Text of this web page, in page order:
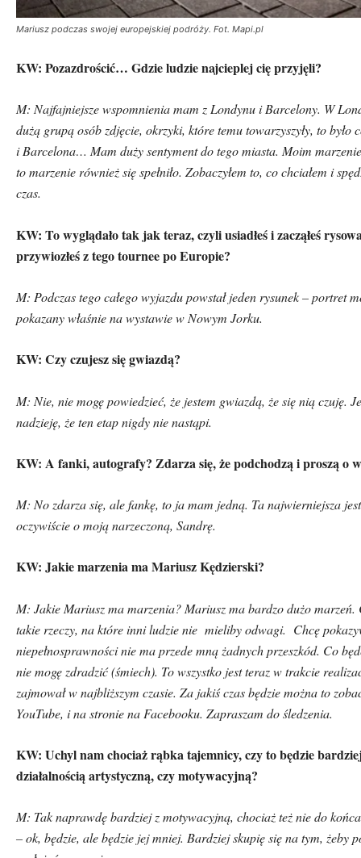
Mariusz podczas swojej europejskiej podróży. Fot. Mapi.pl
KW: Pozazdrościć… Gdzie ludzie najcieplej cię przyjęli?
M: Najfajniejsze wspomnienia mam z Londynu i Barcelony. W
dużą grupą osób zdjęcie, okrzyki, które temu towarzyszyły, to było
i Barcelona… Mam duży sentyment do tego miasta. Moim
to marzenie również się spełniło. Zobaczyłem to, co chciałem i
czas.
KW: To wyglądało tak jak teraz, czyli usiadłeś i zacząłeś
przywiozłeś z tego tournee po Europie?
M: Podczas tego całego wyjazdu powstał jeden rysunek – portret
pokazany właśnie na wystawie w Nowym Jorku.
KW: Czy czujesz się gwiazdą?
M: Nie, nie mogę powiedzieć, że jestem gwiazdą, że się nią czuję.
nadzieję, że ten etap nigdy nie nastąpi.
KW: A fanki, autografy? Zdarza się, że podchodzą i proszą o
M: No zdarza się, ale fankę, to ja mam jedną. Ta najwierniejsza
oczywiście o moją narzeczoną, Sandrę.
KW: Jakie marzenia ma Mariusz Kędzierski?
M: Jakie Mariusz ma marzenia? Mariusz ma bardzo dużo
takie rzeczy, na które inni ludzie nie mieliby odwagi. Chcę
niepełnosprawności nie ma przede mną żadnych przeszkód. Co
nie mogę zdradzić (śmiech). To wszystko jest teraz w trakcie
zajmował w najbliższym czasie. Za jakiś czas będzie można to
YouTube, i na stronie na Facebooku. Zapraszam do śledzenia.
KW: Uchyl nam chociaż rąbka tajemnicy, czy to będzie
działalnością artystyczną, czy motywacyjną?
M: Tak naprawdę bardziej z motywacyjną, chociaż też nie do
– ok, będzie, ale będzie jej mniej. Bardziej skupię się na tym, żeby